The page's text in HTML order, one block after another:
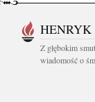
Z głębokim
wiadomość o